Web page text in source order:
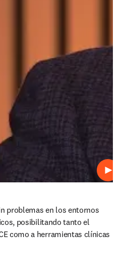
problemas en los entornos
posibilitando tanto el
como a herramientas clínicas